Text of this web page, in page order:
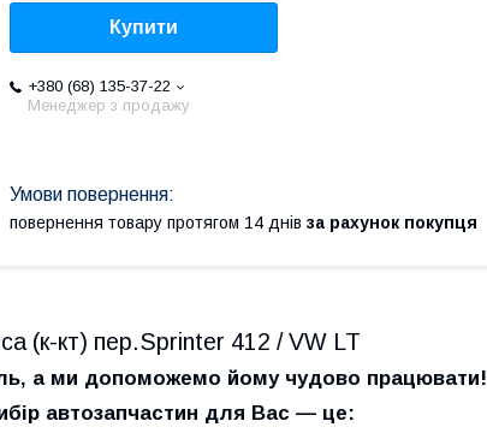
Купити
+380 (68) 135-37-22
Менеджер з продажу
повернення товару протягом 14 днів за рахунок покупця
(к-кт) пер.Sprinter 412 / VW LT
а ми допоможемо йому чудово працювати!
автозапчастин для Вас — це: